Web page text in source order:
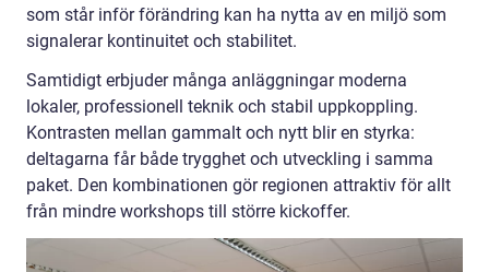
som står inför förändring kan ha nytta av en miljö som
signalerar kontinuitet och stabilitet.
Samtidigt erbjuder många anläggningar moderna
lokaler, professionell teknik och stabil uppkoppling.
Kontrasten mellan gammalt och nytt blir en styrka:
deltagarna får både trygghet och utveckling i samma
paket. Den kombinationen gör regionen attraktiv för allt
från mindre workshops till större kickoffer.